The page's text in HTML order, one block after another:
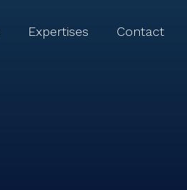
Expertises Contact